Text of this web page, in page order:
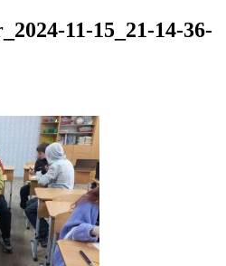
11-15_21-14-36-